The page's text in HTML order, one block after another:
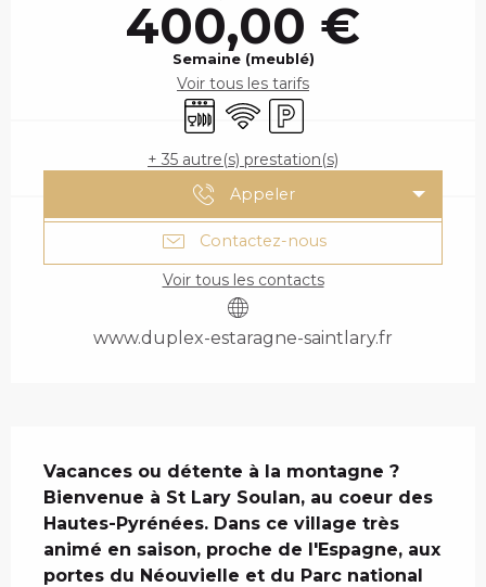
400,00 €
Semaine (meublé)
Voir tous les tarifs
Lave vaisselle
WiFi Parking
+ 35 autre(s) prestation(s)
Appeler
Contactez-nous
Voir tous les contacts
www.duplex-estaragne-saintlary.fr
Vacances ou détente à la montagne ?
Bienvenue à St Lary Soulan, au coeur des
Hautes-Pyrénées. Dans ce village très
animé en saison, proche de l'Espagne, aux
portes du Néouvielle et du Parc national